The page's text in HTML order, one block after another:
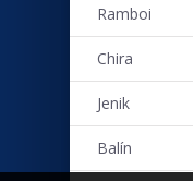
Ramboi
Chira
Jenik
Balín